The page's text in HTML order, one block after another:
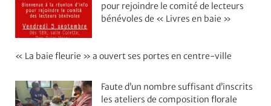
pour rejoindre le comité de lecteurs
bénévoles de « Livres en baie »
« La baie fleurie » a ouvert ses portes en centre-ville
Faute d’un nombre suffisant d’inscrits
les ateliers de composition florale